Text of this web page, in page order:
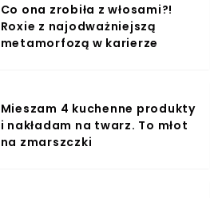
Co ona zrobiła z włosami?!
Roxie z najodważniejszą
metamorfozą w karierze
Mieszam 4 kuchenne produkty
i nakładam na twarz. To młot
na zmarszczki